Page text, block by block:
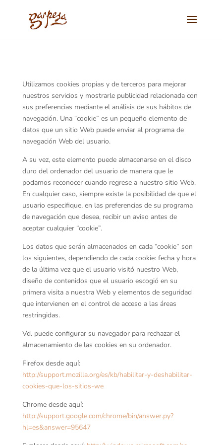
Utilizamos cookies propias y de terceros para mejorar
nuestros servicios y mostrarle publicidad relacionada con
sus preferencias mediante el análisis de sus hábitos de
navegación. Una “cookie” es un pequeño elemento de
datos que un sitio Web puede enviar al programa de
navegación Web del usuario.
A su vez, este elemento puede almacenarse en el disco
duro del ordenador del usuario de manera que le
podamos reconocer cuando regrese a nuestro sitio Web.
En cualquier caso, siempre existe la posibilidad de que el
usuario especifique, en las preferencias de su programa
de navegación que desea, recibir un aviso antes de
aceptar cualquier “cookie”.
Los datos que serán almacenados en cada “cookie” son
los siguientes, dependiendo de cada cookie: fecha y hora
de la última vez que el usuario visitó nuestro Web,
diseño de contenidos que el usuario escogió en su
primera visita a nuestra Web y elementos de seguridad
que intervienen en el control de acceso a las áreas
restringidas.
Vd. puede configurar su navegador para rechazar el
almacenamiento de las cookies en su ordenador.
Firefox desde aquí:
http://support.mozilla.org/es/kb/habilitar-y-deshabilitar-
cookies-que-los-sitios-we
Chrome desde aquí:
http://support.google.com/chrome/bin/answer.py?
hl=es&answer=95647